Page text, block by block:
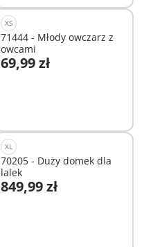
XS
71444 - Młody owczarz z
owcami
69,99 zł
Dodaj do koszyka
XL
70205 - Duży domek dla
lalek
849,99 zł
Dodaj do koszyka